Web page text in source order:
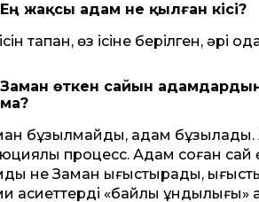
Ең жақсы адам не қылған кісі?
тапқан, өз ісіне берілген, әрі
Заман өткен сайын
ма?
бұзылмайды, адам бұзылады.
процесс. Адам соған сай
не Заман ығыстырады,
қасиеттерді «байлық